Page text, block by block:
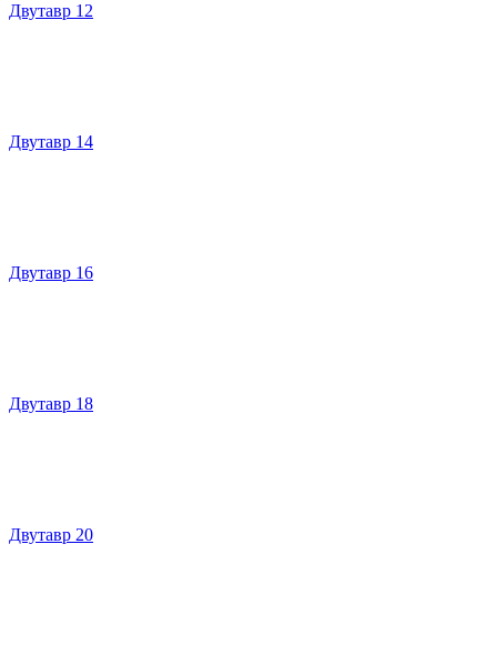
Двутавр 12
Двутавр 14
Двутавр 16
Двутавр 18
Двутавр 20